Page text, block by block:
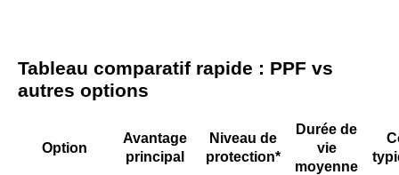
Tableau comparatif rapide : PPF vs
autres options
Option
Avantage
principal
Niveau de
protection*
Durée de
vie
moyenne